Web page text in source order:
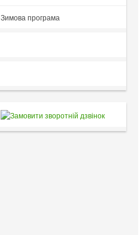
Зимова програма